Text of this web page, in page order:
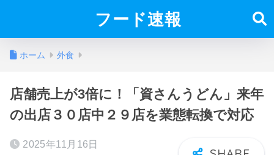
フード速報
ホーム 外食
店舗売上が3倍に！「資さんうどん」来年
の出店３０店中２９店を業態転換で対応
2025年11月16日